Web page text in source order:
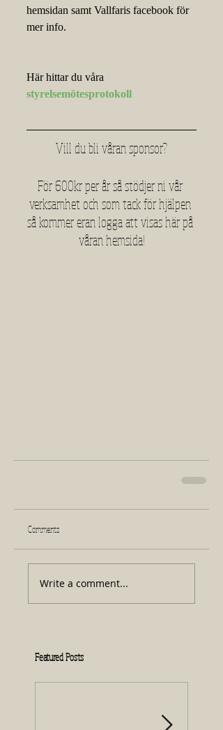
hemsidan samt Vallfaris facebook för
mer info.
Här hittar du våra
styrelsemötesprotokoll
Vill du bli våran sponsor?
För 600kr per år så stödjer ni vår
verksamhet och som tack för hjälpen
så kommer eran logga att visas här på
våran hemsida!
Comments
Write a comment...
Featured Posts